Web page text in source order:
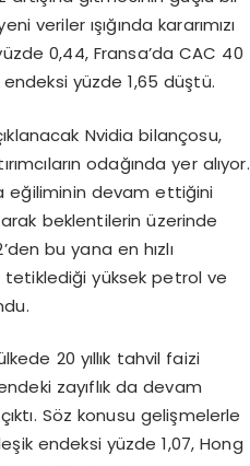
ışığında kararımızı
0,44, Fransa’da CAC 40
yüzde 1,65 düştü.
Nvidia bilançosu,
odağında yer alıyor.
eğiliminin devam ettiğini
beklentilerin üzerinde
bu yana en hızlı
tetiklediği yüksek petrol ve
20 yıllık tahvil faizi
zayıflık da devam
Söz konusu gelişmelerle
endeksi yüzde 1,07, Hong